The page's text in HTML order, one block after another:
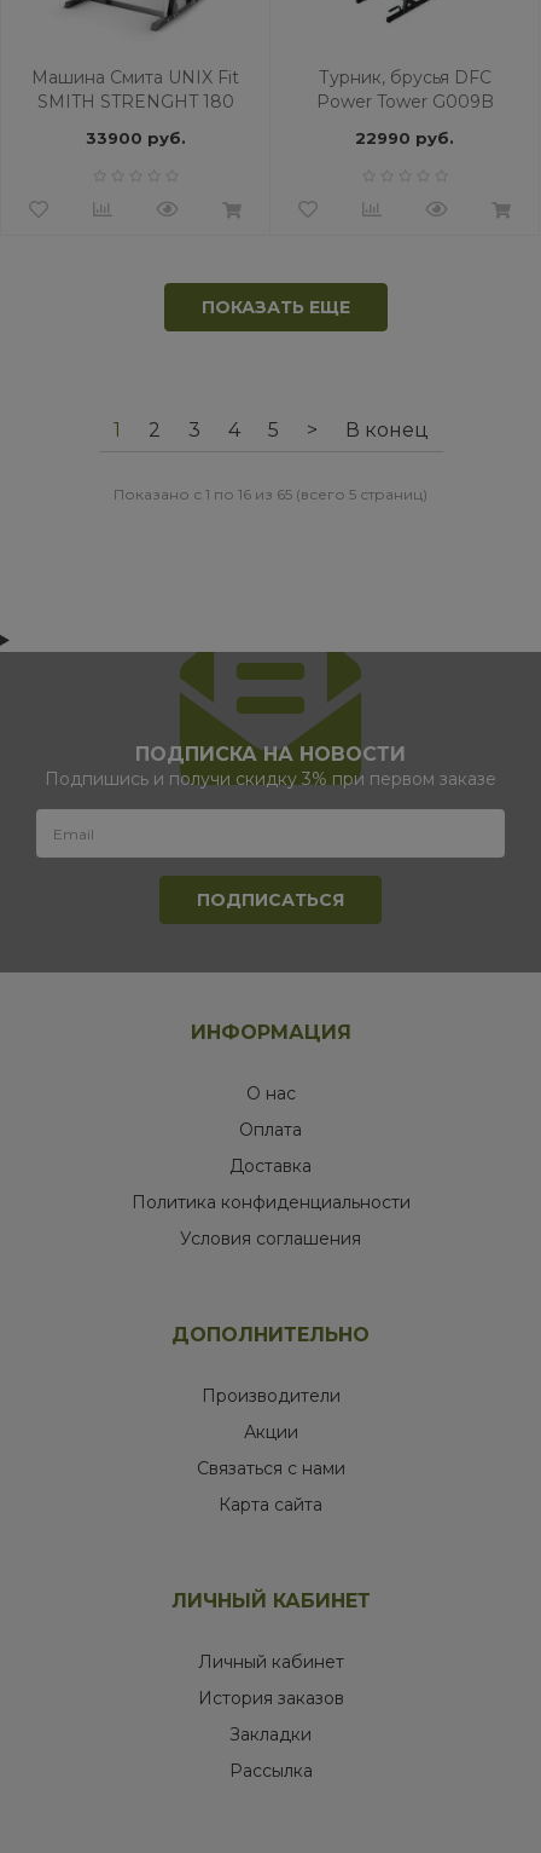
Машина Смита UNIX Fit
SMITH STRENGHT 180
33900 руб.
Турник, брусья DFC
Power Tower G009B
22990 руб.
ПОКАЗАТЬ ЕЩЕ
1 2 3 4 5 > В конец
Показано с 1 по 16 из 65 (всего 5 страниц)
ПОДПИСКА НА НОВОСТИ
Подпишись и получи скидку 3% при первом заказе
ИНФОРМАЦИЯ
О нас
Оплата
Доставка
Политика конфиденциальности
Условия соглашения
ДОПОЛНИТЕЛЬНО
Производители
Акции
Связаться с нами
Карта сайта
ЛИЧНЫЙ КАБИНЕТ
Личный кабинет
История заказов
Закладки
Рассылка